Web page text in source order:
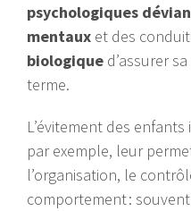
psychologiques
mentaux et des
biologique d’assurer
terme.
L’évitement des
par exemple, leur
l’organisation, le
comportement :